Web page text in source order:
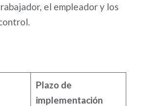
el empleador y los
Plazo de
implementación